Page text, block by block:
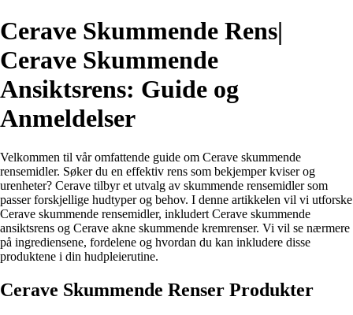
Cerave Skummende Rens|
Cerave Skummende
Ansiktsrens: Guide og
Anmeldelser
Velkommen til vår omfattende guide om Cerave skummende
rensemidler. Søker du en effektiv rens som bekjemper kviser og
urenheter? Cerave tilbyr et utvalg av skummende rensemidler som
passer forskjellige hudtyper og behov. I denne artikkelen vil vi utforske
Cerave skummende rensemidler, inkludert Cerave skummende
ansiktsrens og Cerave akne skummende kremrenser. Vi vil se nærmere
på ingrediensene, fordelene og hvordan du kan inkludere disse
produktene i din hudpleierutine.
Cerave Skummende Renser Produkter